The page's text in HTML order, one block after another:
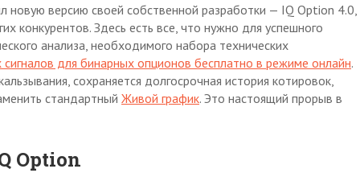
новую версию своей собственной разработки — IQ Option 4.0,
конкурентов. Здесь есть все, что нужно для успешного
анализа, необходимого набора технических
сигналов для бинарных опционов бесплатно в режиме онлайн.
сохраняется долгосрочная история котировок,
стандартный Живой график. Это настоящий прорыв в
Option